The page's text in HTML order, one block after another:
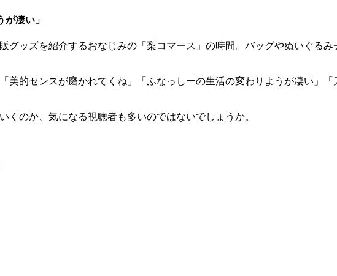
凄い」
グッズを紹介するおなじみの「梨コマース」の時間。バッグやぬいぐる
美的センスが磨かれてくね」「ふなっしーの生活の変わりようが凄い」
くのか、気になる視聴者も多いのではないでしょうか。